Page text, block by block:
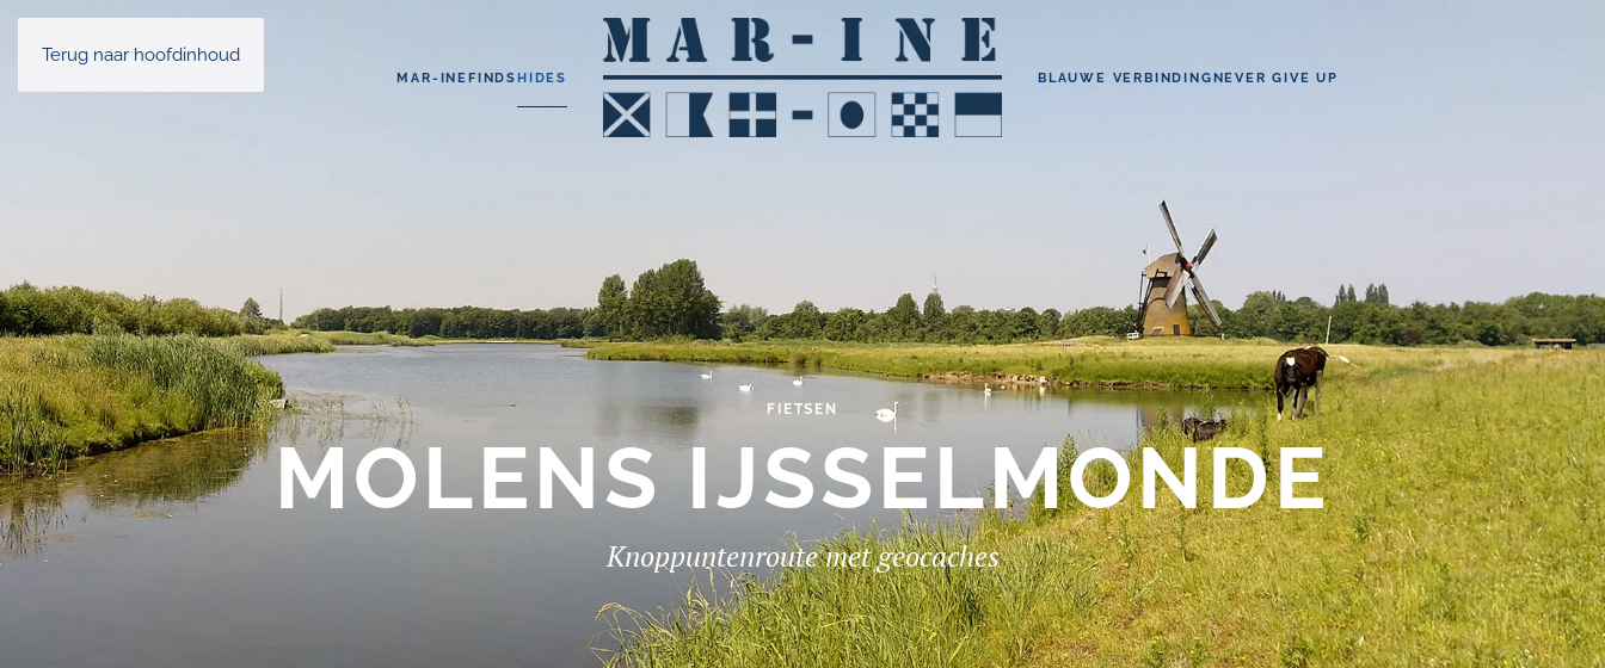
Terug naar hoofdinhoud
MAR-INEFINDSHIDES BLAUWE VERBINDINGNEVER GIVE UP
FIETSEN
MOLENS IJSSELMONDE
Knoppuntenroute met geocaches